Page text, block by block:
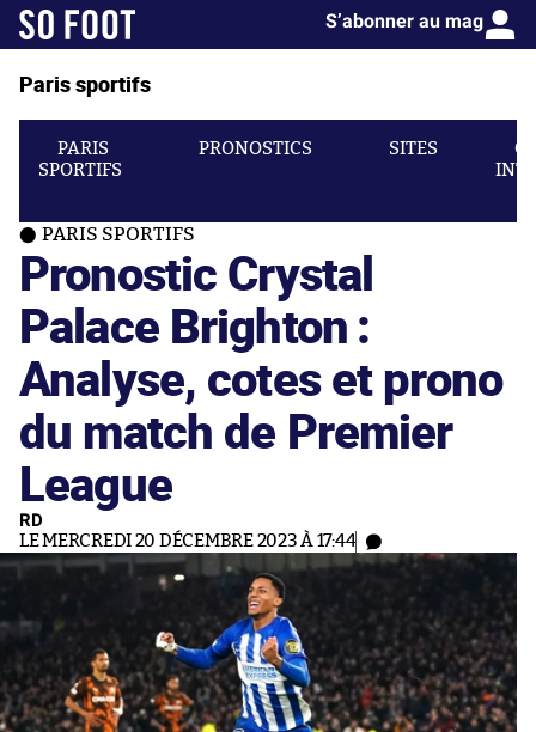
S’abonner au mag
Paris sportifs
PARIS
SPORTIFS
PRONOSTICS SITES
PARIS SPORTIFS
Pronostic Crystal
Palace Brighton :
Analyse, cotes et prono
du match de Premier
League
RD
LE MERCREDI 20 DÉCEMBRE 2023 À 17:44